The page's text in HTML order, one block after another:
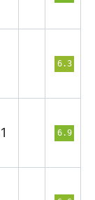
6.3
1 6.9